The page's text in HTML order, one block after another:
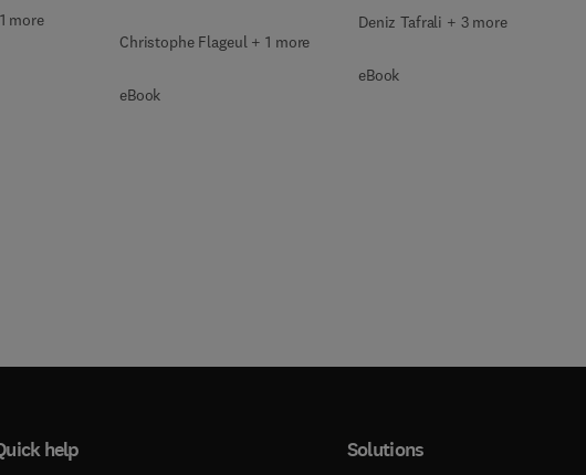
more
Christophe Flageul + 1 more
eBook
Deniz Tafrali + 3 more
eBook
help Solutions